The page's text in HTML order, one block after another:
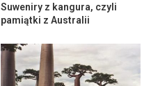
Suweniry z kangura, czyli
pamiątki z Australii